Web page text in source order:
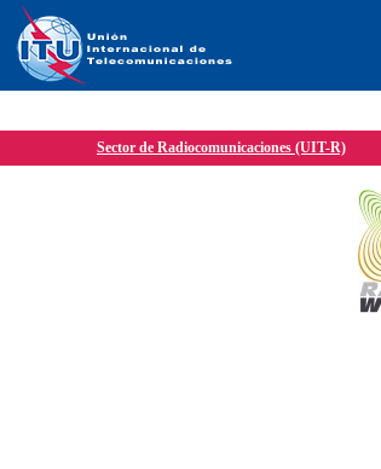
Sector de Radiocomunicaciones (UIT-R)